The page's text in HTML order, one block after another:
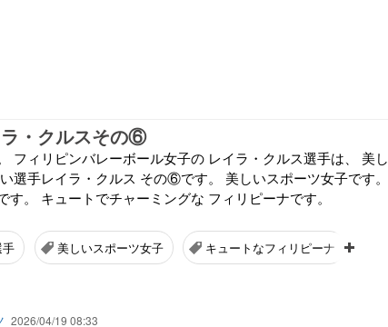
・クルスその⑥
フィリピンバレーボール女子の レイラ・クルス選手は、 美し
選手レイラ・クルス その⑥です。 美しいスポーツ女子です。
す。 キュートでチャーミングな フィリピーナです。
手 美しいスポーツ女子 キュートなフィリピーナ
2026/04/19 08:33